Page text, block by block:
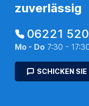
zuverlässig
06221
Mo - Do 7:30 -
SCHICKEN